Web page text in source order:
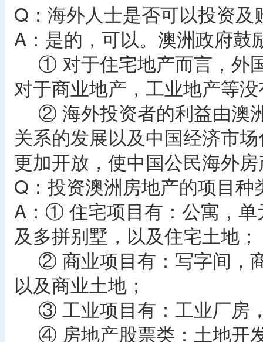
Q：海外人士是否可以投资及
A：是的，可以。澳洲政府鼓
① 对于住宅地产而言，外
对于商业地产，工业地产等
② 海外投资者的利益由澳
关系的发展以及中国经济市
更加开放，使中国公民海外
Q：投资澳洲房地产的项目种
A：① 住宅项目有：公寓，
及多拼别墅，以及住宅土地；
② 商业项目有：写字间，
以及商业土地；
③ 工业项目有：工业厂房
④ 房地产股票类：土地开